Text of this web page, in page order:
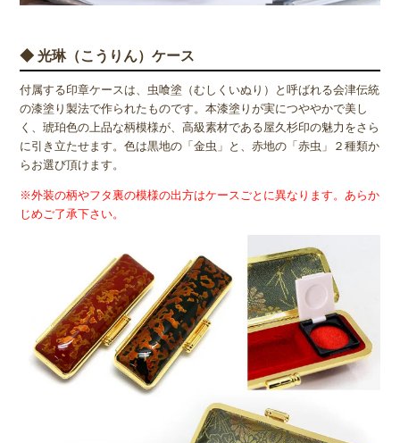
◆ 光琳（こうりん）ケース
付属する印章ケースは、虫喰塗（むしくいぬり）と呼ばれる会津伝統
の漆塗り製法で作られたものです。本漆塗りが実につややかで美し
く、琥珀色の上品な柄模様が、高級素材である屋久杉印の魅力をさら
に引き立たせます。色は黒地の「金虫」と、赤地の「赤虫」２種類か
らお選び頂けます。
※外装の柄やフタ裏の模様の出方はケースごとに異なります。あらか
じめご了承下さい。